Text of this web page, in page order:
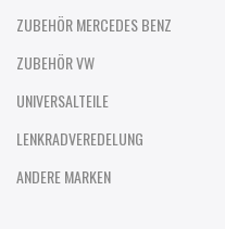
ZUBEHÖR MERCEDES BENZ
ZUBEHÖR VW
UNIVERSALTEILE
LENKRADVEREDELUNG
ANDERE MARKEN